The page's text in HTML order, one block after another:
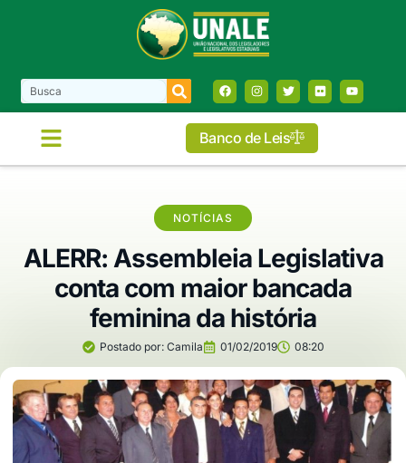
Banco de Leis
NOTÍCIAS
ALERR: Assembleia Legislativa
conta com maior bancada
feminina da história
Postado por:Camila 01/02/2019 08:20